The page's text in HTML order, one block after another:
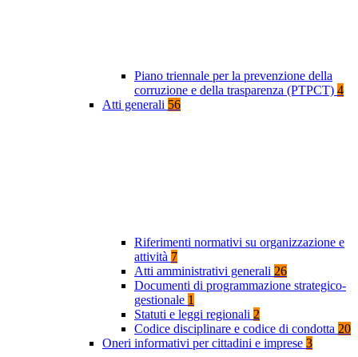
Piano triennale per la prevenzione della
corruzione e della trasparenza (PTPCT) 4
Atti generali 56
Riferimenti normativi su organizzazione e
attività 7
Atti amministrativi generali 26
Documenti di programmazione strategico-
gestionale 1
Statuti e leggi regionali 2
Codice disciplinare e codice di condotta 20
Oneri informativi per cittadini e imprese 3